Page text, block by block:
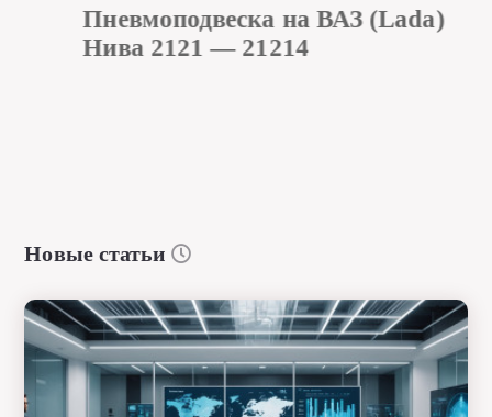
Пневмоподвеска на ВАЗ (Lada)
Нива 2121 — 21214